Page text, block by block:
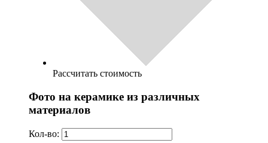
Рассчитать стоимость
Фото на керамике из различных
материалов
Кол-во: